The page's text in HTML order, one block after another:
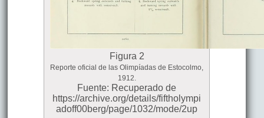
Figura 2
Reporte oficial de las Olimpíadas de Estocolmo,
1912.
Fuente: Recuperado de
https://archive.org/details/fiftholympi
adoff00berg/page/1032/mode/2up